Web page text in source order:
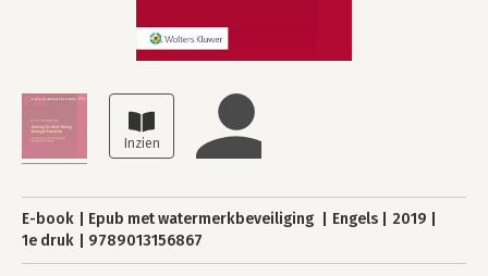
E-book Epub met watermerkbeveiliging Engels
2019
1e druk
9789013156867